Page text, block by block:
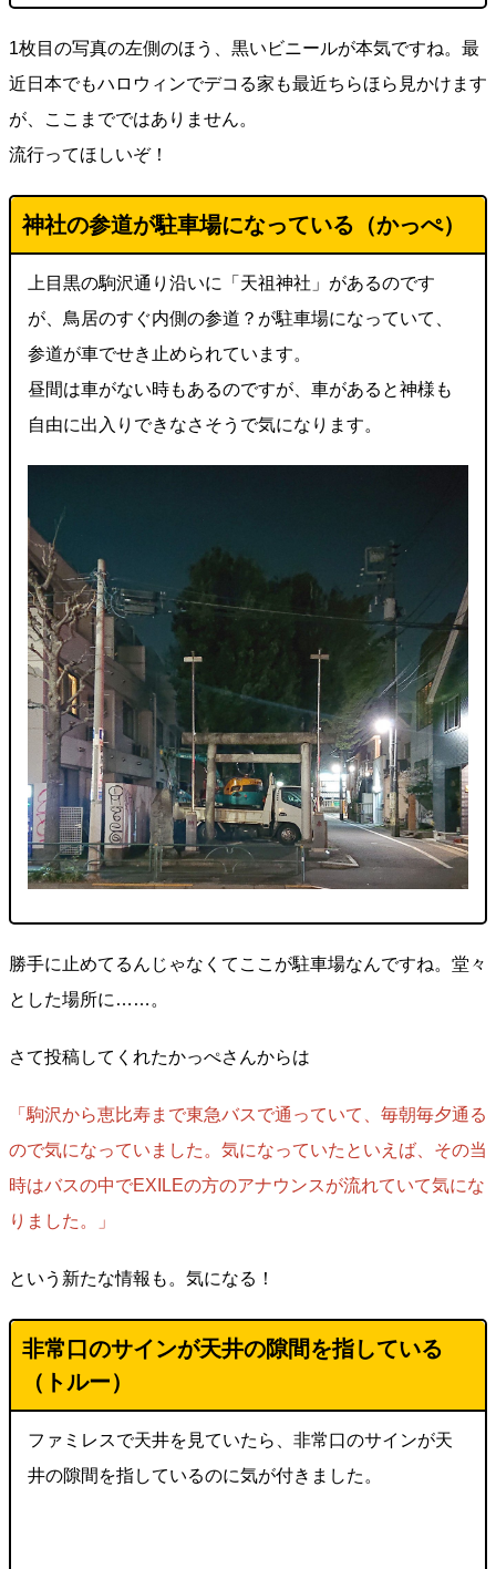
1枚目の写真の左側のほう、黒いビニールが本気ですね。最
近日本でもハロウィンでデコる家も最近ちらほら見かけます
が、ここまでではありません。
流行ってほしいぞ！
神社の参道が駐車場になっている（かっぺ）
上目黒の駒沢通り沿いに「天祖神社」があるのです
が、鳥居のすぐ内側の参道？が駐車場になっていて、
参道が車でせき止められています。
昼間は車がない時もあるのですが、車があると神様も
自由に出入りできなさそうで気になります。
勝手に止めてるんじゃなくてここが駐車場なんですね。堂々
とした場所に……。
さて投稿してくれたかっぺさんからは
「駒沢から恵比寿まで東急バスで通っていて、毎朝毎夕通る
ので気になっていました。気になっていたといえば、その当
時はバスの中でEXILEの方のアナウンスが流れていて気にな
りました。」
という新たな情報も。気になる！
非常口のサインが天井の隙間を指している
（トルー）
ファミレスで天井を見ていたら、非常口のサインが天
井の隙間を指しているのに気が付きました。